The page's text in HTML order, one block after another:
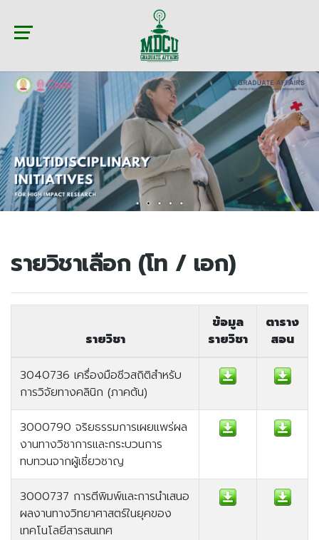
รายวิชาเลือก (โท / เอก)
รายวิชา
ข้อมูล
รายวิชา
ตาราง
สอน
3040736 เครื่องมือชีวสถิติสำหรับ
การวิจัยทางคลินิก (ภาคต้น)
3000790 จริยธรรมการเผยแพร่ผล
งานทางวิชาการและกระบวนการ
ทบทวนจากผู้เชี่ยวชาญ
3000737 การตีพิมพ์และการนำเสนอ
ผลงานทางวิทยาศาสตร์ในยุคของ
เทคโนโลยีสารสนเทศ